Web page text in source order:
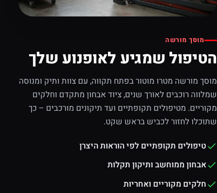
מוסך מורשה
הטיפול שמגיע לאופנוע שלך
מוסך מורשה מטרו מוטור בפתח תקווה, עם צוות ותיק ומנוסה
שמלווה רוכבים לאורך שנים, ציוד אבחון מתקדם וחלקים
מקוריים. מטיפולים תקופתיים ועד תיקונים מורכבים – כך
שתוכלו לחזור לכביש בראש שקט.
טיפולים תקופתיים לפי הוראות היצרן
אבחון ממוחשב ותיקון תקלות
חלקים מקוריים ואחריות